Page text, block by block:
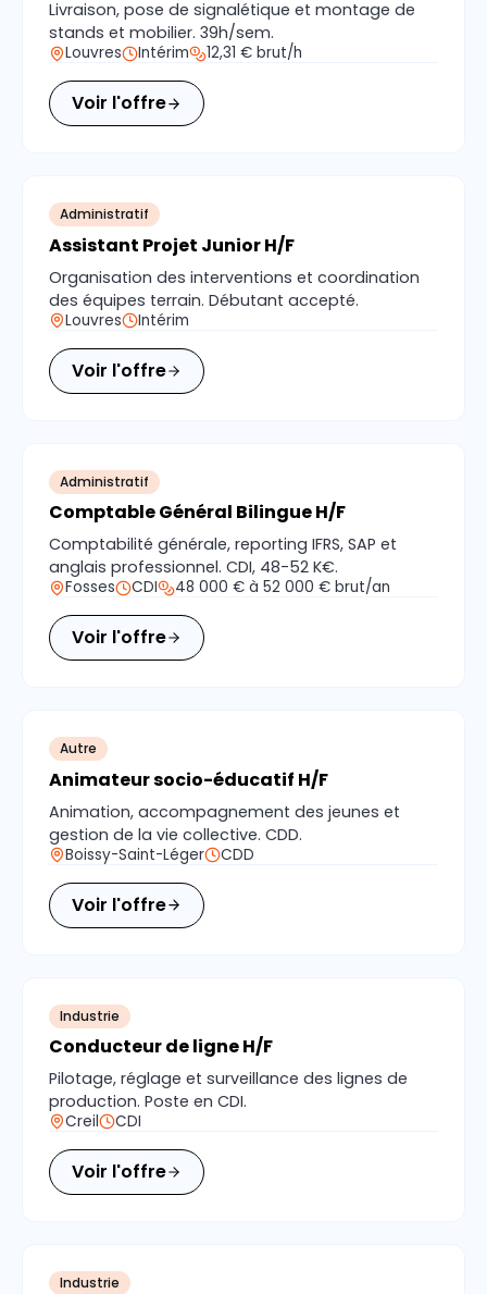
Livraison, pose de signalétique et montage de
stands et mobilier. 39h/sem.
Louvres Intérim 12,31 € brut/h
Voir l'offre
Administratif
Assistant Projet Junior H/F
Organisation des interventions et coordination
des équipes terrain. Débutant accepté.
Louvres Intérim
Voir l'offre
Administratif
Comptable Général Bilingue H/F
Comptabilité générale, reporting IFRS, SAP et
anglais professionnel. CDI, 48-52 K€.
Fosses CDI 48 000 € à 52 000 € brut/an
Voir l'offre
Autre
Animateur socio-éducatif H/F
Animation, accompagnement des jeunes et
gestion de la vie collective. CDD.
Boissy-Saint-Léger CDD
Voir l'offre
Industrie
Conducteur de ligne H/F
Pilotage, réglage et surveillance des lignes de
production. Poste en CDI.
Creil CDI
Voir l'offre
Industrie